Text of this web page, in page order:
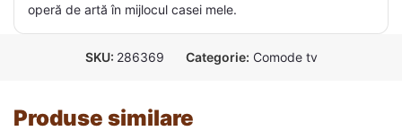
operă de artă în mijlocul casei mele.
SKU: 286369 Categorie: Comode tv
Produse similare